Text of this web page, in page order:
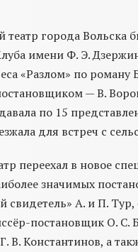
театр города Вольска
имени Ф. Э.
«Разлом» по
— В.
по 15
для встреч с
переехал в новое
значимых
свидетель» А. и П.
постановщик О.
В. Константинов, а